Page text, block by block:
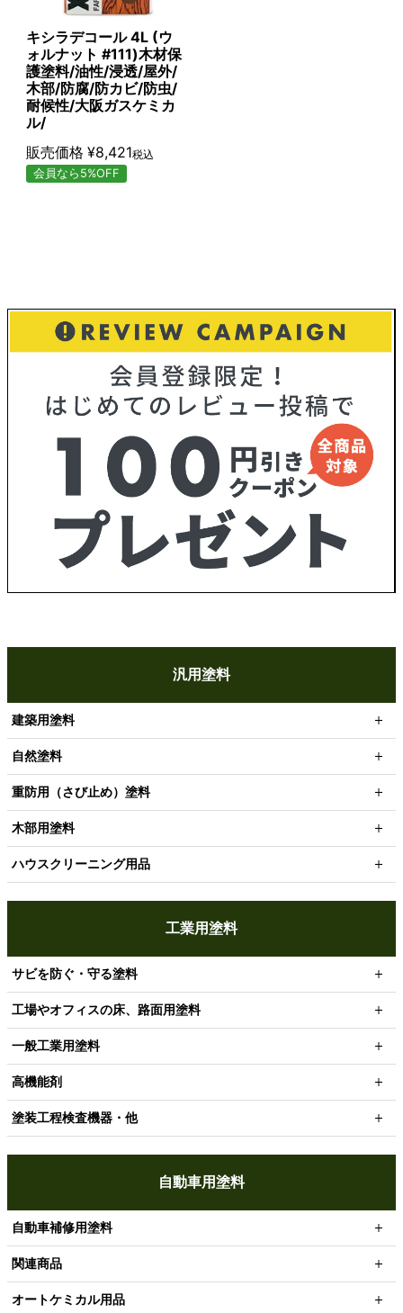
汎用塗料
建築用塗料
自然塗料
重防用（さび止め）塗料
木部用塗料
ハウスクリーニング用品
工業用塗料
サビを防ぐ・守る塗料
工場やオフィスの床、路面用塗料
一般工業用塗料
高機能剤
塗装工程検査機器・他
自動車用塗料
自動車補修用塗料
関連商品
オートケミカル用品
キシラデコール 4L (ウ
ォルナット #111)木材保
護塗料/油性/浸透/屋外/
木部/防腐/防カビ/防虫/
耐候性/大阪ガスケミカ
ル/
販売価格 ¥8,421税込
会員なら5%OFF